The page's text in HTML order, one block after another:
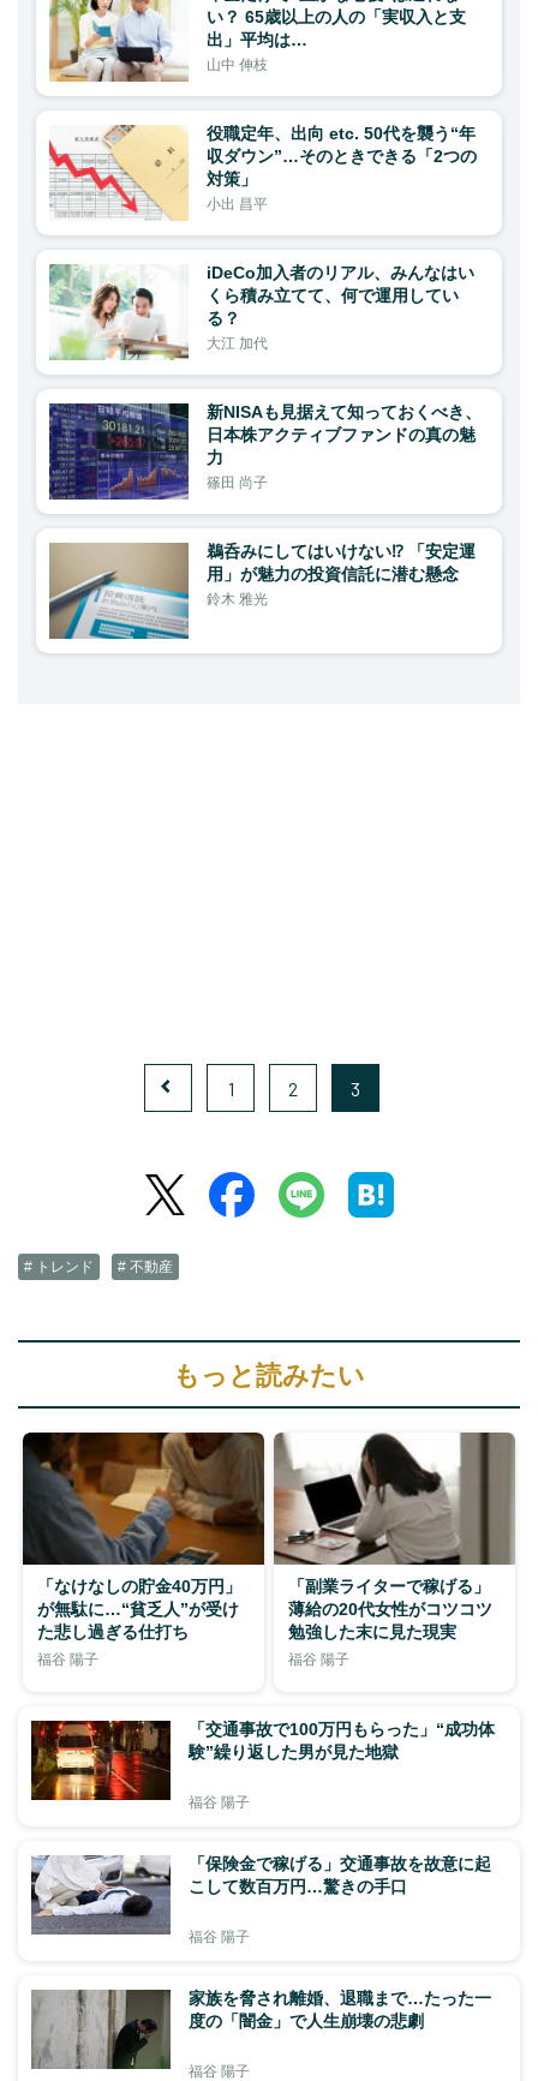
い？ 65歳以上の人の「実収入と支
出」平均は…
山中 伸枝
役職定年、出向 etc. 50代を襲う“年
収ダウン”…そのときできる「2つの
対策」
小出 昌平
iDeCo加入者のリアル、みんなはい
くら積み立てて、何で運用してい
る？
大江 加代
新NISAも見据えて知っておくべき、
日本株アクティブファンドの真の魅
力
篠田 尚子
鵜呑みにしてはいけない⁉ 「安定運
用」が魅力の投資信託に潜む懸念
鈴木 雅光
1 2 3
# トレンド # 不動産
もっと読みたい
「なけなしの貯金40万円」
が無駄に…“貧乏人”が受け
た悲し過ぎる仕打ち
福谷 陽子
「副業ライターで稼げる」
薄給の20代女性がコツコツ
勉強した末に見た現実
福谷 陽子
「交通事故で100万円もらった」“成功体
験”繰り返した男が見た地獄
福谷 陽子
「保険金で稼げる」交通事故を故意に起
こして数百万円…驚きの手口
福谷 陽子
家族を脅され離婚、退職まで…たった一
度の「闇金」で人生崩壊の悲劇
福谷 陽子